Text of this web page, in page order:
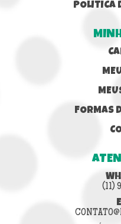
POLÍTICA
FORMAS
(11)